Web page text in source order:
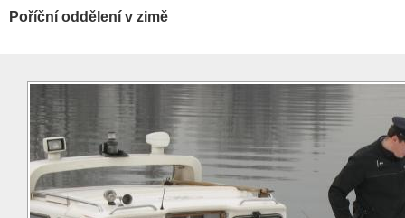
Poříční oddělení v zimě